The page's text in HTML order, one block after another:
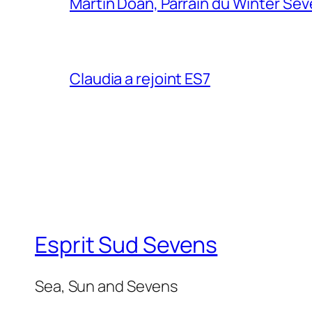
Claudia a rejoint ES7
Esprit Sud Sevens
Sea, Sun and Sevens